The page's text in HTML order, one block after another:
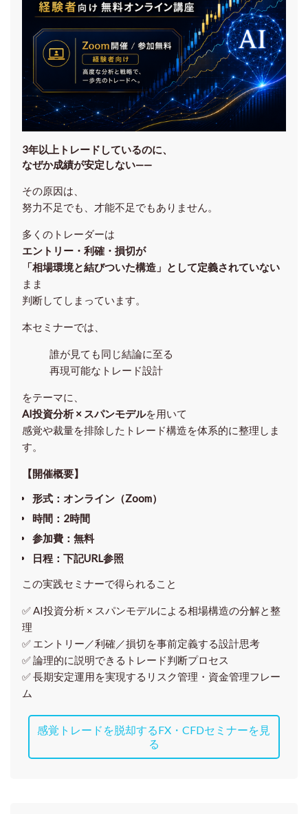
3年以上トレードしているのに、
なぜか成績が安定しない——
その原因は、
努力不足でも、才能不足でもありません。
多くのトレーダーは
エントリー・利確・損切が
「相場環境と結びついた構造」として定義されていない
まま
判断してしまっています。
本セミナーでは、
誰が見ても同じ結論に至る
再現可能なトレード設計
をテーマに、
AI投資分析 × スパンモデルを用いて
感覚や裁量を排除したトレード構造を体系的に整理しま
す。
【開催概要】
形式：オンライン（Zoom）
時間：2時間
参加費：無料
日程：下記URL参照
この実践セミナーで得られること
✅ AI投資分析 × スパンモデルによる相場構造の分解と整
理
✅ エントリー／利確／損切を事前定義する設計思考
✅ 論理的に説明できるトレード判断プロセス
✅ 長期安定運用を実現するリスク管理・資金管理フレー
ム
感覚トレードを脱却するFX・CFDセミナーを見
る